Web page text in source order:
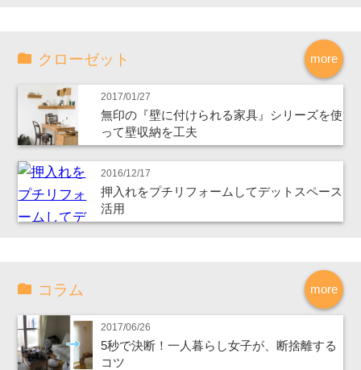
more
クローゼット
2017/01/27
無印の『壁に付けられる家具』シリーズを使
って壁収納を工夫
2016/12/17
押入れをプチリフォームしてデットスペース
活用
more
コラム
2017/06/26
5秒で決断！一人暮らし女子が、断捨離する
コツ